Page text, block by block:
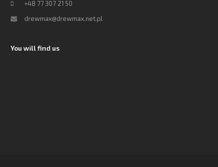
+48 77 307 21 50
drewmax@drewmax.net.pl
You will find us